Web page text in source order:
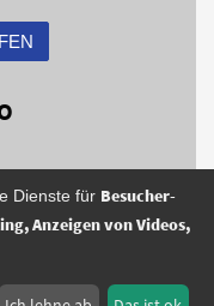
Dienste für Besucher-
Anzeigen von Videos,